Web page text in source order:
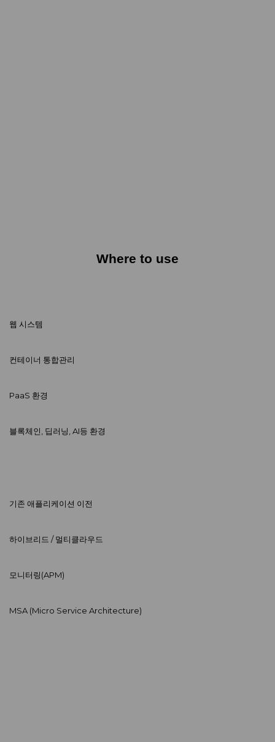
Where to use
웹 시스템
컨테이너 통합관리
PaaS 환경
블록체인, 딥러닝, AI등 환경
기존 애플리케이션 이전
하이브리드 / 멀티클라우드
모니터링(APM)
MSA (Micro Service Architecture)